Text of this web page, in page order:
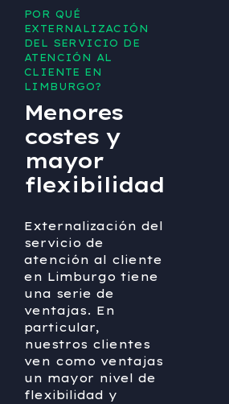
POR QUÉ
EXTERNALIZACIÓN
DEL SERVICIO DE
ATENCIÓN AL
CLIENTE EN
LIMBURGO?
Menores
costes y
mayor
flexibilidad
Externalización del
servicio de
atención al cliente
en Limburgo tiene
una serie de
ventajas. En
particular,
nuestros clientes
ven como ventajas
un mayor nivel de
flexibilidad y